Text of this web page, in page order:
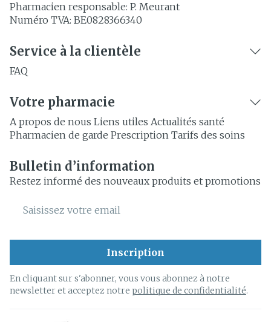
Pharmacien responsable: P. Meurant
Numéro TVA: BE0828366340
Service à la clientèle
FAQ
Votre pharmacie
A propos de nous Liens utiles Actualités santé
Pharmacien de garde Prescription Tarifs des soins
Bulletin d’information
Restez informé des nouveaux produits et promotions
Adresse mail
Inscription
En cliquant sur s'abonner, vous vous abonnez à notre
newsletter et acceptez notre politique de confidentialité.